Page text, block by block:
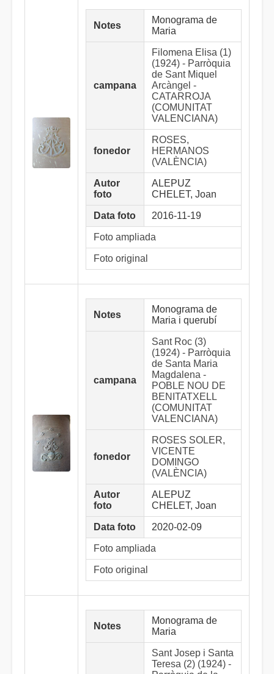
Notes
Monograma de
Maria
campana
Filomena Elisa (1)
(1924) - Parròquia
de Sant Miquel
Arcàngel -
CATARROJA
(COMUNITAT
VALENCIANA)
fonedor
ROSES,
HERMANOS
(VALÈNCIA)
Autor
foto
ALEPUZ
CHELET, Joan
Data foto 2016-11-19
Foto ampliada
Foto original
Notes
Monograma de
Maria i querubí
campana
Sant Roc (3)
(1924) - Parròquia
de Santa Maria
Magdalena -
POBLE NOU DE
BENITATXELL
(COMUNITAT
VALENCIANA)
fonedor
ROSES SOLER,
VICENTE
DOMINGO
(VALÈNCIA)
Autor
foto
ALEPUZ
CHELET, Joan
Data foto 2020-02-09
Foto ampliada
Foto original
Notes
Monograma de
Maria
Sant Josep i Santa
Teresa (2) (1924) -